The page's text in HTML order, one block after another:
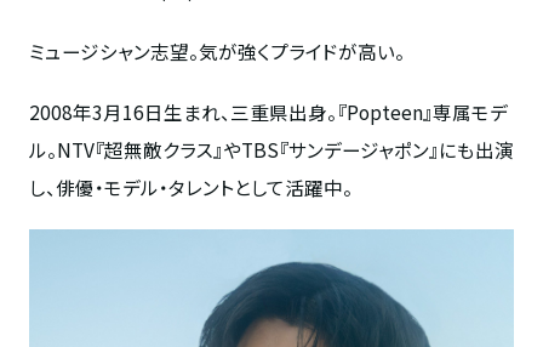
ミュージシャン志望。気が強くプライドが高い。
2008年3月16日生まれ、三重県出身。『Popteen』専属モデ
ル。NTV『超無敵クラス』やTBS『サンデージャポン』にも出演
し、俳優・モデル・タレントとして活躍中。